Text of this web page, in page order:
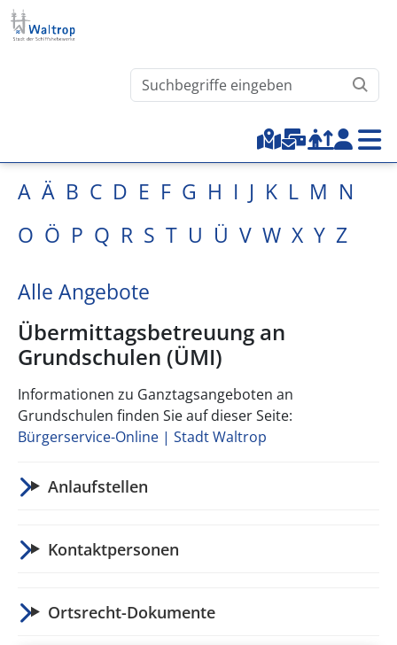
Direkt zum Inhalt
Waltrop.de durchsuchen
Top-Menu
A Ä B C D E F G H I J K L M N
O Ö P Q R S T U Ü V W X Y Z
Alle Angebote
Übermittagsbetreuung an
Grundschulen (ÜMI)
Informationen zu Ganztagsangeboten an
Grundschulen finden Sie auf dieser Seite:
Bürgerservice-Online | Stadt Waltrop
Anlaufstellen
Kontaktpersonen
Ortsrecht-Dokumente